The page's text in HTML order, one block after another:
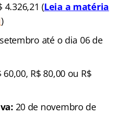
4.326,21 (Leia a matéria
)
até o dia 06 de
60,00, R$ 80,00 ou R$
20 de novembro de